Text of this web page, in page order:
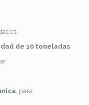
de 10 toneladas
, para